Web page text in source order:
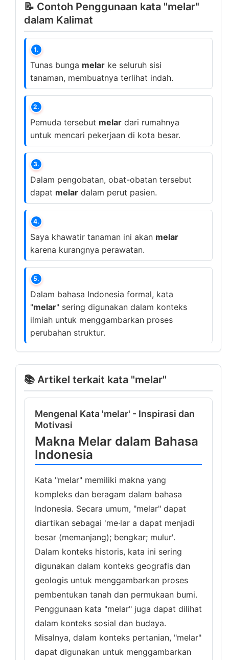
📝 Contoh Penggunaan kata "melar"
dalam Kalimat
1.
Tunas bunga melar ke seluruh sisi
tanaman, membuatnya terlihat indah.
2.
Pemuda tersebut melar dari rumahnya
untuk mencari pekerjaan di kota besar.
3.
Dalam pengobatan, obat-obatan tersebut
dapat melar dalam perut pasien.
4.
Saya khawatir tanaman ini akan melar
karena kurangnya perawatan.
5.
Dalam bahasa Indonesia formal, kata
"melar" sering digunakan dalam konteks
ilmiah untuk menggambarkan proses
perubahan struktur.
📚 Artikel terkait kata "melar"
Mengenal Kata 'melar' - Inspirasi dan
Motivasi
Makna Melar dalam Bahasa
Indonesia
Kata "melar" memiliki makna yang
kompleks dan beragam dalam bahasa
Indonesia. Secara umum, "melar" dapat
diartikan sebagai 'me·lar a dapat menjadi
besar (memanjang); bengkar; mulur'.
Dalam konteks historis, kata ini sering
digunakan dalam konteks geografis dan
geologis untuk menggambarkan proses
pembentukan tanah dan permukaan bumi.
Penggunaan kata "melar" juga dapat dilihat
dalam konteks sosial dan budaya.
Misalnya, dalam konteks pertanian, "melar"
dapat digunakan untuk menggambarkan